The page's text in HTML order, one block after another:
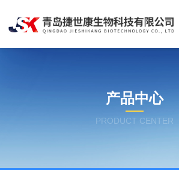
产品中心
PRODUCT CENTER